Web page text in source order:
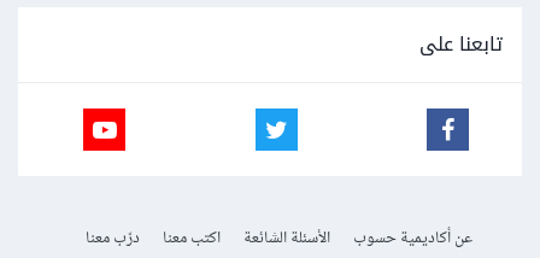
تابعنا على
عن أكاديمية حسوب الأسئلة الشائعة اكتب معنا
درّب معنا